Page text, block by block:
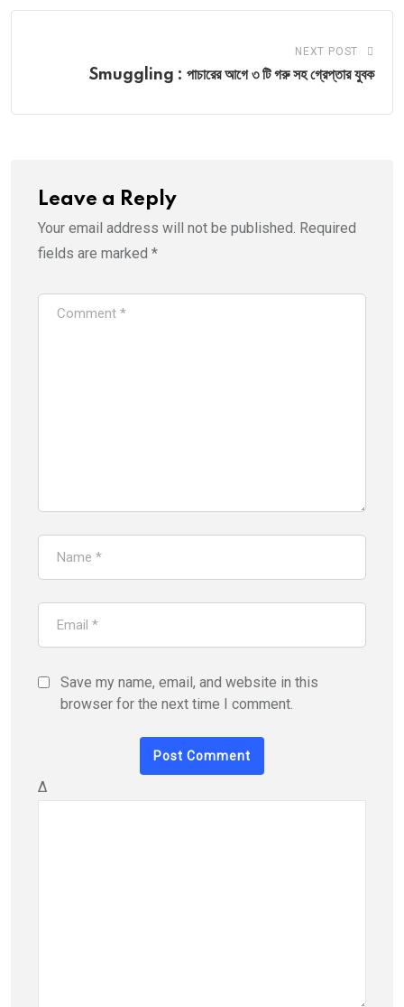
NEXT POST
Smuggling : পাচারের আগে ৩ টি গরু সহ গ্রেপ্তার যুবক
Leave a Reply
Your email address will not be published. Required
fields are marked *
Save my name, email, and website in this
browser for the next time I comment.
Δ